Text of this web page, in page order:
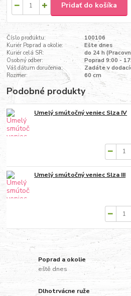
Pridať do košíka
Číslo produktu:
100106
Kuriér Poprad a okolie:
Ešte dnes
Kuriér celá SR:
do 24 h
Osobný odber:
Poprad 9:00 -
Váš dátum doručenia:
Zadáte v
Rozmer:
60 cm
Podobné produkty
Umelý smútočný veniec Slza IV
Umelý smútočný veniec Slza III
Poprad a okolie
eště dnes
Dlhotrvácne ruže